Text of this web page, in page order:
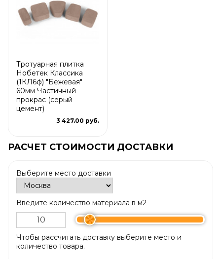
Тротуарная плитка
Нобетек Классика
(1КЛ6ф) "Бежевая"
60мм Частичный
прокрас (серый
цемент)
3 427.00 руб.
РАСЧЕТ СТОИМОСТИ ДОСТАВКИ
Выберите место доставки
Введите количество материала в м2
Чтобы рассчитать доставку выберите место и
количество товара.